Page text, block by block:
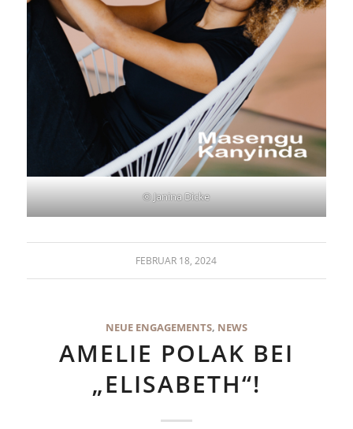
© Janina Dicke
FEBRUAR 18, 2024
NEUE ENGAGEMENTS, NEWS
AMELIE POLAK BEI
„ELISABETH“!